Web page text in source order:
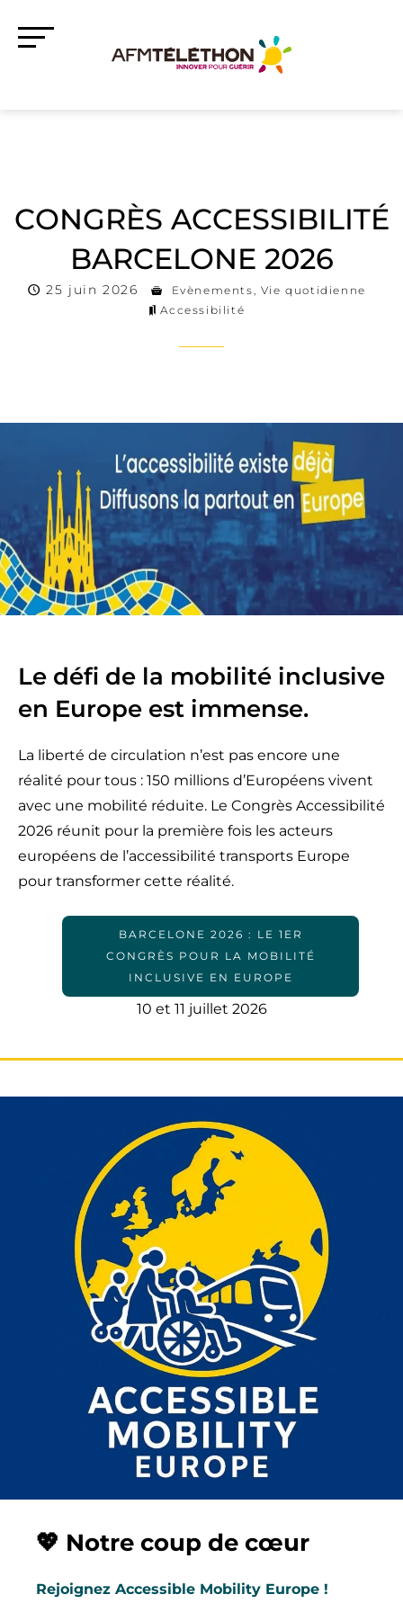
CONGRÈS ACCESSIBILITÉ
BARCELONE 2026
25 juin 2026 Evènements, Vie quotidienne
Accessibilité
Le défi de la mobilité inclusive
en Europe est immense.
La liberté de circulation n’est pas encore une
réalité pour tous : 150 millions d’Européens vivent
avec une mobilité réduite. Le Congrès Accessibilité
2026 réunit pour la première fois les acteurs
européens de l’accessibilité transports Europe
pour transformer cette réalité.
BARCELONE 2026 : LE 1ER
CONGRÈS POUR LA MOBILITÉ
INCLUSIVE EN EUROPE
10 et 11 juillet 2026
💖 Notre coup de cœur
Rejoignez Accessible Mobility Europe !